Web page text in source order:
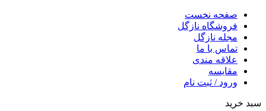
صفحه نخست
فروشگاه نازگل
مجله نازگل
تماس با ما
علاقه مندی
مقایسه
ورود / ثبت نام
سبد خرید